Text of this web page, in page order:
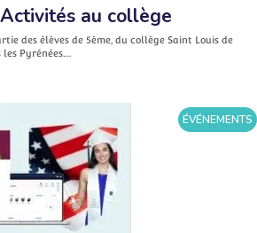
au collège
des élèves de 5ème, du collège Saint Louis de
Pyrénées.…
ÉVÉNEMENTS